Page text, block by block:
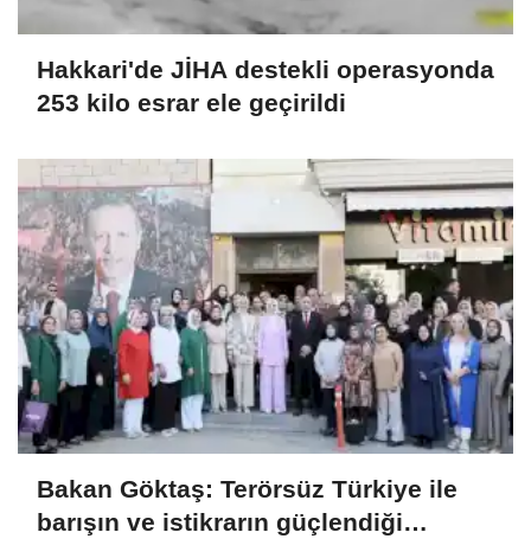
Hakkari'de JİHA destekli operasyonda
253 kilo esrar ele geçirildi
Bakan Göktaş: Terörsüz Türkiye ile
barışın ve istikrarın güçlendiği